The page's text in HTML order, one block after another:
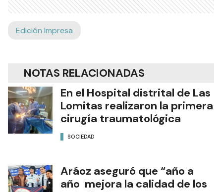
Edición Impresa
NOTAS RELACIONADAS
En el Hospital distrital de Las
Lomitas realizaron la primera
cirugía traumatológica
SOCIEDAD
Aráoz aseguró que “año a
año mejora la calidad de los